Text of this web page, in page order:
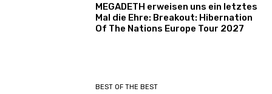
MEGADETH erweisen uns ein letztes
Mal die Ehre: Breakout: Hibernation
Of The Nations Europe Tour 2027
BEST OF THE BEST